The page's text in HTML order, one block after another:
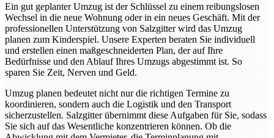
Ein gut geplanter Umzug ist der Schlüssel zu einem reibungslosen
Wechsel in die neue Wohnung oder in ein neues Geschäft. Mit der
professionellen Unterstützung von Salzgitter wird das Umzug
planen zum Kinderspiel. Unsere Experten beraten Sie individuell
und erstellen einen maßgeschneiderten Plan, der auf Ihre
Bedürfnisse und den Ablauf Ihres Umzugs abgestimmt ist. So
sparen Sie Zeit, Nerven und Geld.
Umzug planen bedeutet nicht nur die richtigen Termine zu
koordinieren, sondern auch die Logistik und den Transport
sicherzustellen. Salzgitter übernimmt diese Aufgaben für Sie, sodass
Sie sich auf das Wesentliche konzentrieren können. Ob die